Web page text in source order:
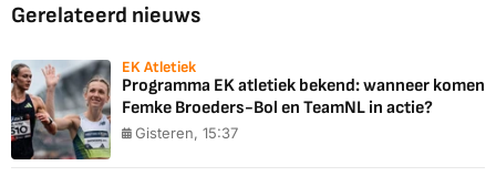
Gerelateerd nieuws
EK Atletiek
Programma EK atletiek bekend: wanneer komen
Femke Broeders-Bol en TeamNL in actie?
Gisteren, 15:37